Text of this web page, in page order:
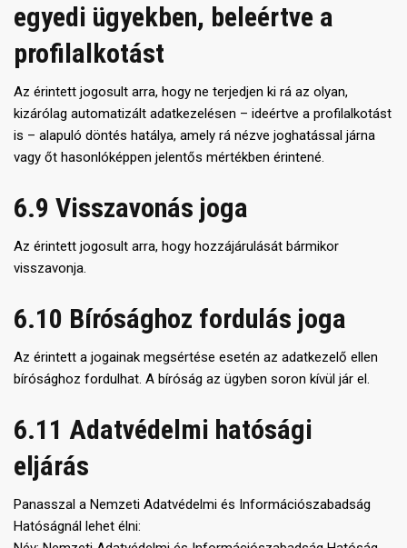
egyedi ügyekben, beleértve a
profilalkotást
Az érintett jogosult arra, hogy ne terjedjen ki rá az olyan,
kizárólag automatizált adatkezelésen – ideértve a profilalkotást
is – alapuló döntés hatálya, amely rá nézve joghatással járna
vagy őt hasonlóképpen jelentős mértékben érintené.
6.9 Visszavonás joga
Az érintett jogosult arra, hogy hozzájárulását bármikor
visszavonja.
6.10 Bírósághoz fordulás joga
Az érintett a jogainak megsértése esetén az adatkezelő ellen
bírósághoz fordulhat. A bíróság az ügyben soron kívül jár el.
6.11 Adatvédelmi hatósági
eljárás
Panasszal a Nemzeti Adatvédelmi és Információszabadság
Hatóságnál lehet élni: